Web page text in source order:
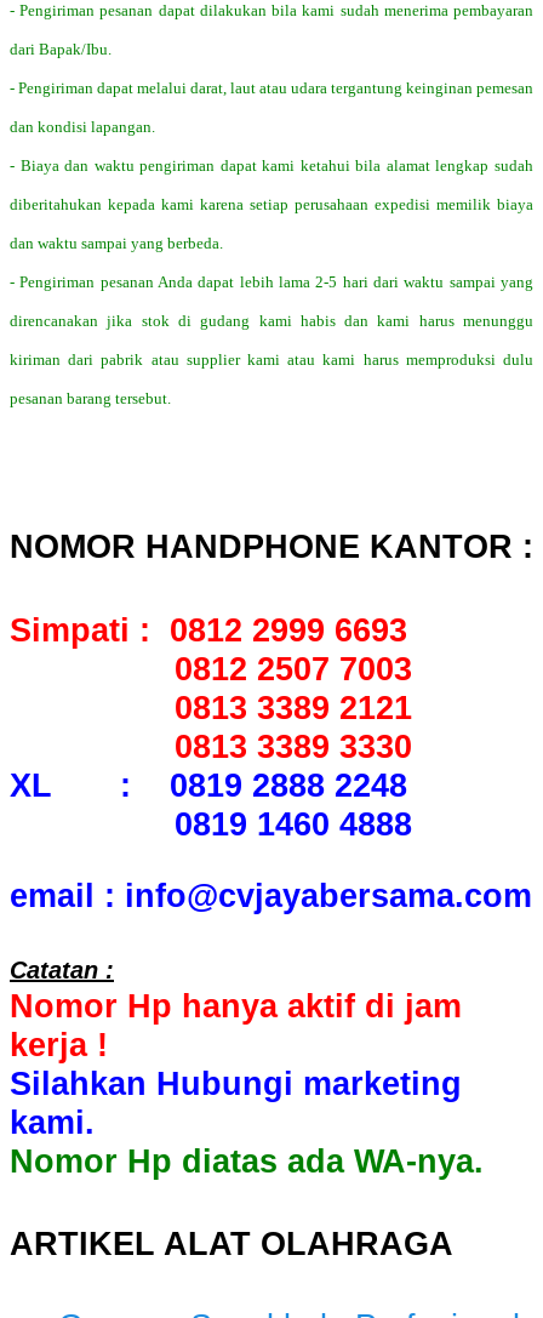
- Pengiriman pesanan dapat dilakukan bila kami sudah menerima pembayaran
dari Bapak/Ibu.
- Pengiriman dapat melalui darat, laut atau udara tergantung keinginan pemesan
dan kondisi lapangan.
- Biaya dan waktu pengiriman dapat kami ketahui bila alamat lengkap sudah
diberitahukan kepada kami karena setiap perusahaan expedisi memilik biaya
dan waktu sampai yang berbeda.
- Pengiriman pesanan Anda dapat lebih lama 2-5 hari dari waktu sampai yang
direncanakan jika stok di gudang kami habis dan kami harus menunggu
kiriman dari pabrik atau supplier kami atau kami harus memproduksi dulu
pesanan barang tersebut.
NOMOR HANDPHONE KANTOR :
Simpati : 0812 2999 6693
0812 2507 7003
0813 3389 2121
0813 3389 3330
XL : 0819 2888 2248
0819 1460 4888
email : info@cvjayabersama.com
Catatan :
Nomor Hp hanya aktif di jam
kerja !
Silahkan Hubungi marketing
kami.
Nomor Hp diatas ada WA-nya.
ARTIKEL ALAT OLAHRAGA